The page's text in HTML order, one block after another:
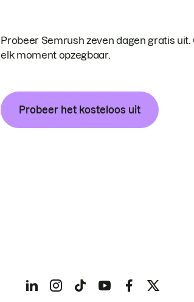
Probeer Semrush zeven dagen gratis uit.
elk moment opzegbaar.
Probeer het kosteloos uit